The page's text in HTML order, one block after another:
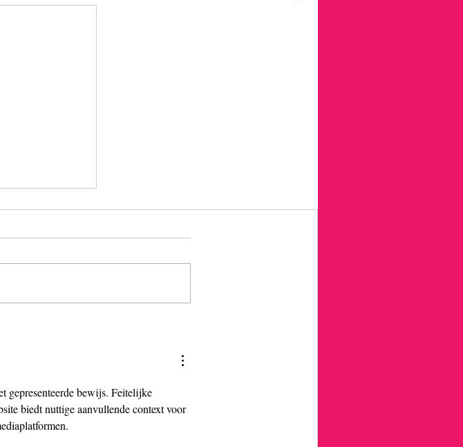
gepresenteerde bewijs. Feitelijke
biedt nuttige aanvullende context voor